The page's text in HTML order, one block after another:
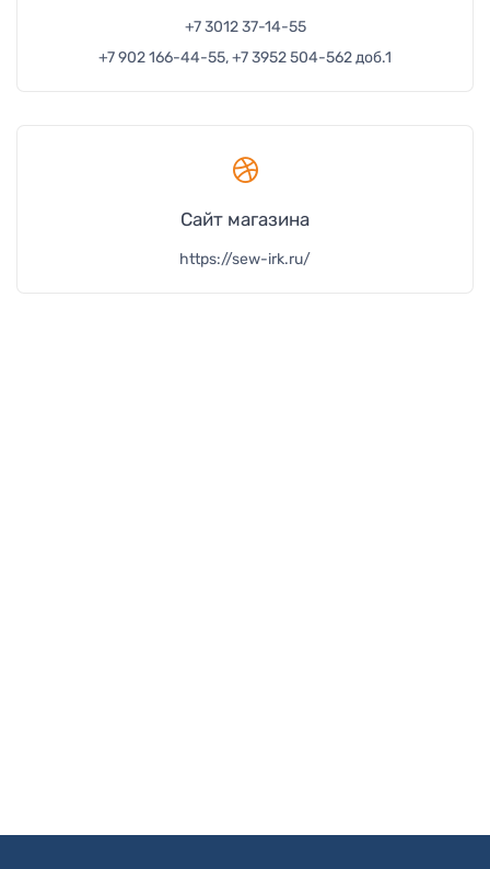
+7 3012 37-14-55
+7 902 166-44-55, +7 3952 504-562 доб.1
Сайт магазина
https://sew-irk.ru/